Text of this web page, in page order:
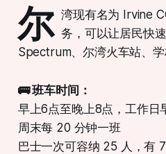
尔 湾现有名为 Irvine
务，可以让居民快
Spectrum、尔湾火车站、学
🚌 班车时间：
早上6点至晚上8点，工作日
周末每 20 分钟一班
巴士一次可容纳 25 人，有